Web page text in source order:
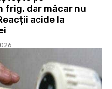
frig, dar măcar nu
acide la